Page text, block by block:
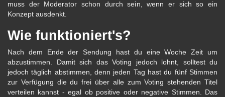
muss der Moderator schon durch sein, wenn er sich so ein
Konzept ausdenkt.
Wie funktioniert's?
Nach dem Ende der Sendung hast du eine Woche Zeit um
abzustimmen. Damit sich das Voting jedoch lohnt, solltest du
jedoch täglich abstimmen, denn jeden Tag hast du fünf Stimmen
zur Verfügung die du frei über alle zum Voting stehenden Titel
verteilen kannst - egal ob positive oder negative Stimmen. Das